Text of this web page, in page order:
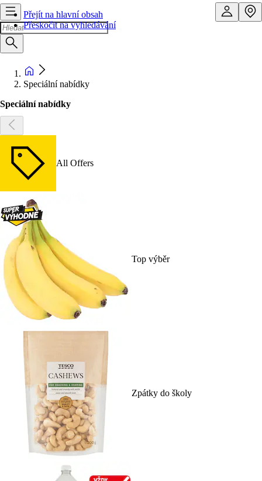
Přejít na hlavní obsah
Přeskočit na vyhledávání
Speciální nabídky
Speciální nabídky
All Offers
Top výběr
Zpátky do školy